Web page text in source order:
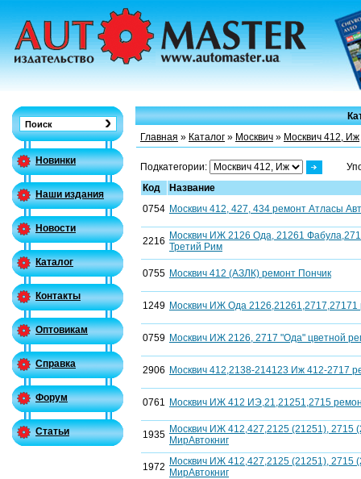
Новинки
Наши издания
Новости
Каталог
Контакты
Оптовикам
Справка
Форум
Статьи
Главная » Каталог » Москвич » Москвич 412, Иж
Подкатегории:
Код
Название
0754 Москвич 412, 427, 434 ремонт Атласы
2216 Москвич ИЖ 2126 Ода, 21261
Третий Рим
0755 Москвич 412 (АЗЛК) ремонт Пончик
1249 Москвич ИЖ Ода 2126,21261,2717,27171
0759 Москвич ИЖ 2126, 2717 "Ода" цветной
2906 Москвич 412,2138-214123 Иж 412-2717
0761 Москвич ИЖ 412 ИЭ,21,21251,2715
1935 Москвич ИЖ 412,427,2125 (21251), 2715
МирАвтокниг
1972 Москвич ИЖ 412,427,2125 (21251), 2715
МирАвтокниг